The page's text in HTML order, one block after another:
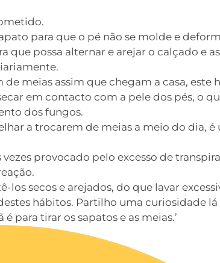
para que o pé não se molde e
que possa alternar e arejar o calçado e
meias assim que chegam a casa,
em contacto com a pele dos pés, o
dos fungos.
a trocarem de meias a meio do dia,
provocado pelo excesso de
secos e arejados, do que lavar
hábitos. Partilho uma curiosidade
para tirar os sapatos e as meias.’